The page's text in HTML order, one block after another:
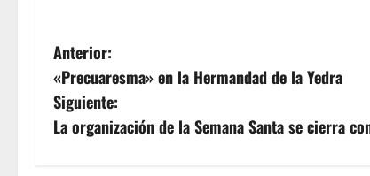
N
a
v
Anterior:
«Precuaresma» en la Hermandad de la Yedra
Siguiente:
La organización de la Semana Santa se cierra